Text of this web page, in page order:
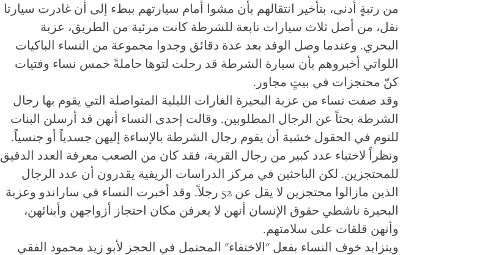
من رتبةٍ أدنى، بتأخير انتقالهم بأن مشوا أمام سيارتهم ببطء إلى أن غادرت سيارتا
نقل، من أصل ثلاث سيارات تابعة للشرطة كانت مرئية من الطريق، عزبة
البحري. وعندما وصل الوفد بعد عدة دقائق وجدوا مجموعة من النساء الباكيات
اللواتي أخبروهم بأن سيارة الشرطة قد رحلت لتوها حاملةً خمس نساء وفتيات
كنّ محتجزات في بيتٍ مجاور.
وقد صفت نساء من عزبة البحيرة الغارات الليلية المتواصلة التي يقوم بها رجال
الشرطة بحثاً عن الرجال المطلوبين. وقالت إحدى النساء أنهن قد أرسلن البنات
للنوم في الحقول خشية أن يقوم رجال الشرطة بالإساءة إليهن جسدياً أو جنسياً.
ونظراً لاختباء عدد كبير من رجال القرية، فقد كان من الصعب معرفة العدد الدقيق
للمحتجزين. لكن الباحثين في مركز الدراسات الريفية يقدرون أن عدد الرجال
الذين مازالوا محتجزين لا يقل عن 52 رجلاً. وقد أخبرت النساء في ساراندو وعزبة
البحيرة ناشطي حقوق الإنسان أنهن لا يعرفن مكان احتجاز أزواجهن وأبنائهن،
وأنهن قلقات على سلامتهم.
ويتزايد خوف النساء بفعل "الاختفاء" المحتمل في الحجز لأبو زيد محمود الفقي